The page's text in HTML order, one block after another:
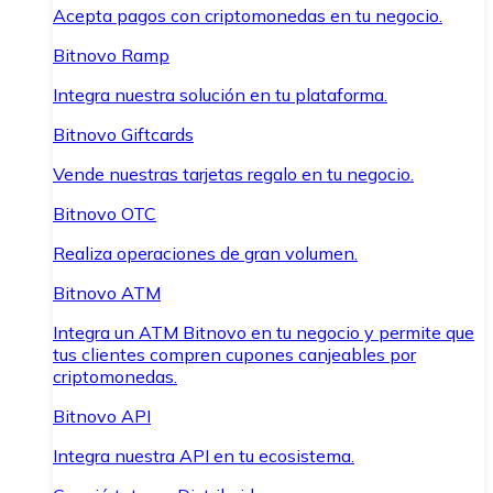
Acepta pagos con criptomonedas en tu negocio.
Bitnovo Ramp
Integra nuestra solución en tu plataforma.
Bitnovo Giftcards
Vende nuestras tarjetas regalo en tu negocio.
Bitnovo OTC
Realiza operaciones de gran volumen.
Bitnovo ATM
Integra un ATM Bitnovo en tu negocio y permite que
tus clientes compren cupones canjeables por
criptomonedas.
Bitnovo API
Integra nuestra API en tu ecosistema.